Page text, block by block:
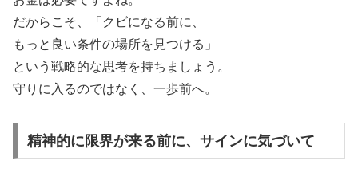
だからこそ、「クビになる前に、
もっと良い条件の場所を見つける」
という戦略的な思考を持ちましょう。
守りに入るのではなく、一歩前へ。
精神的に限界が来る前に、サインに気づいて